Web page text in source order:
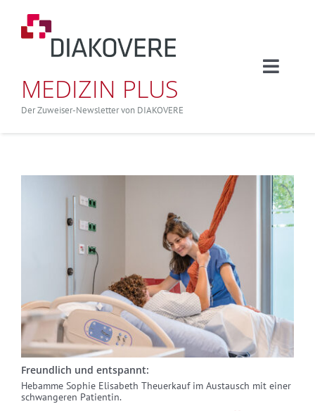
Inhalt
MEDIZIN PLUS
Der Zuweiser-Newsletter von DIAKOVERE
Toggle
Aktuelle Ausgabe
Alle Artikel
Veranstaltungen
Freundlich und entspannt:
Hebamme Sophie Elisabeth Theuerkauf im Austausch mit einer
schwangeren Patientin.